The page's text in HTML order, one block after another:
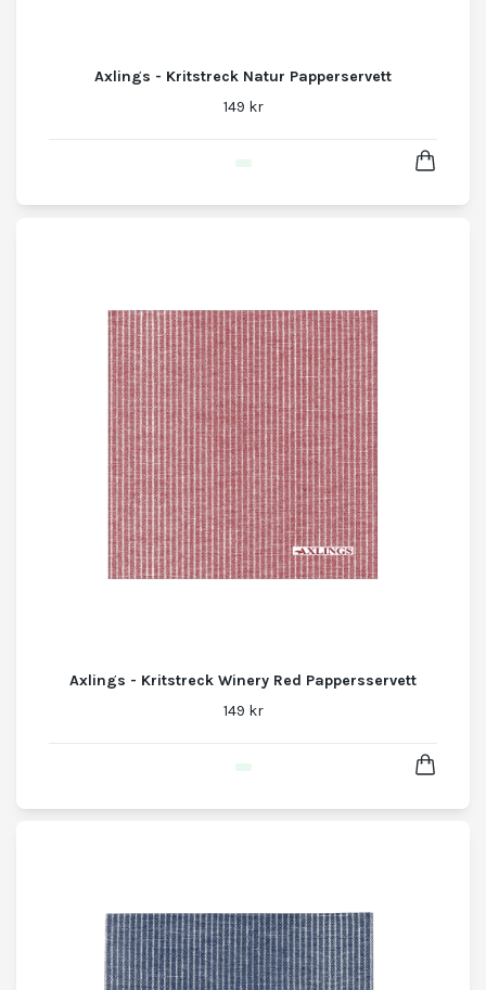
Axlings - Kritstreck Natur Papperservett
149 kr
Axlings - Kritstreck Winery Red Pappersservett
149 kr